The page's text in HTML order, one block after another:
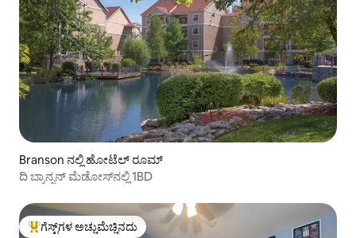
Branson ನಲ್ಲಿ ಹೋಟೆಲ್ ರೂಮ್
ದಿ ಬ್ರಾನ್ಸನ್ ಮೆಡೋಸ್‌ನಲ್ಲಿ 1BD
ಗೆಸ್ಟ್‌ಗಳಿಗೆ ಅತಿ ಹೆಚ್ಚು ಅಚ್ಚುಮೆಚ್ಚಿನದು
ಗೆಸ್ಟ್‌ಗಳ ಅಚ್ಚುಮೆಚ್ಚಿನದು